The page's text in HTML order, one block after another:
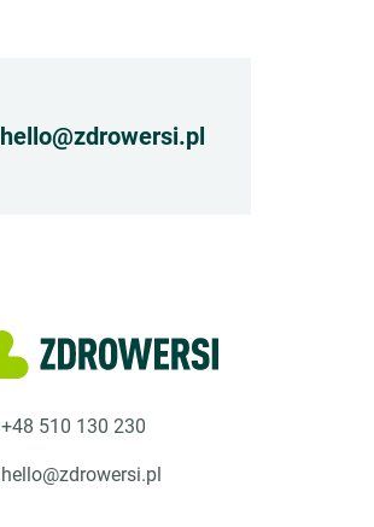
hello@zdrowersi.pl
+48 510 130 230
hello@zdrowersi.pl